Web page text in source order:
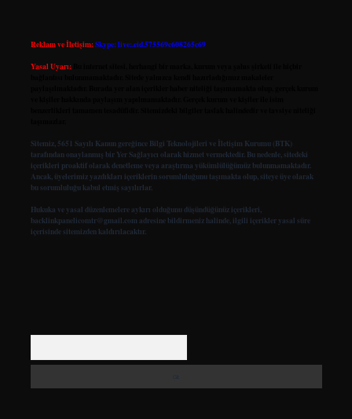
Reklam ve İletişim:Skype: live:.cid.575569c608265c69
Yasal Uyarı:
Sitemiz, 5651 Sayılı Kanun gereğince Bilgi Teknolojileri ve İletişim Kurumu (BTK)
tarafından onaylanmış bir Yer Sağlayıcı olarak hizmet vermektedir. Bu nedenle, sitedeki
içerikleri proaktif olarak denetleme veya araştırma yükümlülüğümüz bulunmamaktadır.
Ancak, üyelerimiz yazdıkları içeriklerin sorumluluğunu taşımakta olup, siteye üye olarak
bu sorumluluğu kabul etmiş sayılırlar.
Hukuka ve yasal düzenlemelere aykırı olduğunu düşündüğünüz içerikleri,
backlinkpanelicomtr@gmail.com adresine bildirmeniz halinde, ilgili içerikler yasal süre
içerisinde sitemizden kaldırılacaktır.